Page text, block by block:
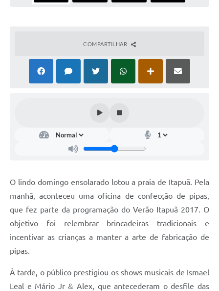
COMPARTILHAR
O lindo domingo ensolarado lotou a praia de Itapuã. Pela
manhã, aconteceu uma oficina de confecção de pipas,
que fez parte da programação do Verão Itapuã 2017. O
objetivo foi relembrar brincadeiras tradicionais e
incentivar as crianças a manter a arte de fabricação de
pipas.
À tarde, o público prestigiou os shows musicais de Ismael
Leal e Mário Jr & Alex, que antecederam o desfile das